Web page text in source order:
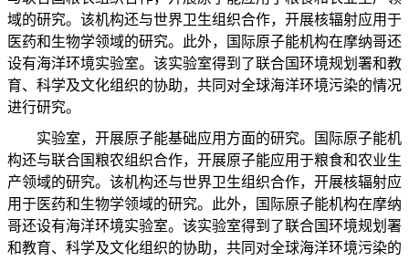
域的研究。该机构还与世界卫生组织合作，开展核辐射应用于
医药和生物学领域的研究。此外，国际原子能机构在摩纳哥还
设有海洋环境实验室。该实验室得到了联合国环境规划署和教
育、科学及文化组织的协助，共同对全球海洋环境污染的情况
进行研究。
实验室，开展原子能基础应用方面的研究。国际原子能机
构还与联合国粮农组织合作，开展原子能应用于粮食和农业生
产领域的研究。该机构还与世界卫生组织合作，开展核辐射应
用于医药和生物学领域的研究。此外，国际原子能机构在摩纳
哥还设有海洋环境实验室。该实验室得到了联合国环境规划署
和教育、科学及文化组织的协助，共同对全球海洋环境污染的